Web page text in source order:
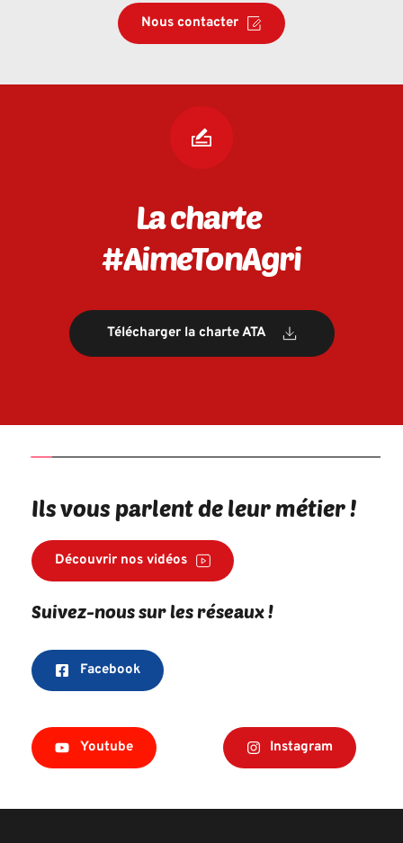
Nous contacter
La charte
#AimeTonAgri
Télécharger la charte ATA
Ils vous parlent de leur métier !
Découvrir nos vidéos
Suivez-nous sur les réseaux !
Facebook
Youtube Instagram